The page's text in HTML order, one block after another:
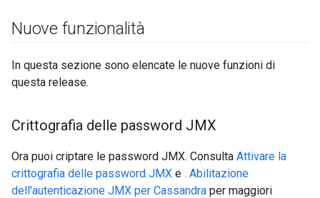
Nuove funzionalità
In questa sezione sono elencate le nuove funzioni di
questa release.
Crittografia delle password JMX
Ora puoi criptare le password JMX. Consulta Attivare la
crittografia delle password JMX e . Abilitazione
dell'autenticazione JMX per Cassandra per maggiori